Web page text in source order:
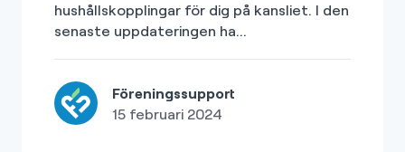
hushållskopplingar för dig på kansliet. I den
senaste uppdateringen ha...
Föreningssupport
15 februari 2024